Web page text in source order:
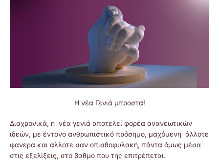
Η νέα Γενιά μπροστά!
Διαχρονικά, η νέα γενιά αποτελεί φορέα ανανεωτικών
ιδεών, με έντονο ανθρωπιστικό πρόσημο, μαχόμενη άλλοτε
φανερά και άλλοτε σαν οπισθοφυλακή, πάντα όμως μέσα
στις εξελίξεις, στο βαθμό που της επιτρέπεται.